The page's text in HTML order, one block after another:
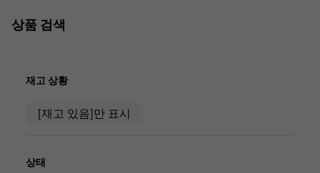
상품 검색
재고 상황
[재고 있음]만 표시
상태